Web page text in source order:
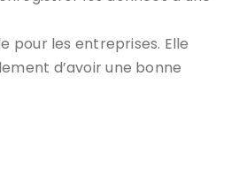
pour les entreprises. Elle
d’avoir une bonne